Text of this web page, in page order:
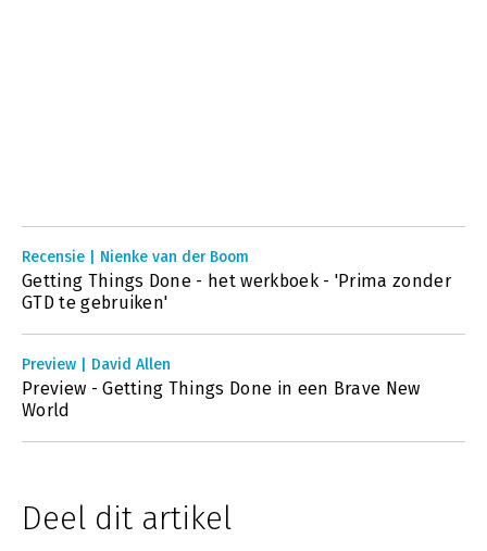
Recensie | Nienke van der Boom
Getting Things Done - het werkboek - 'Prima zonder
GTD te gebruiken'
Preview | David Allen
Preview - Getting Things Done in een Brave New
World
Deel dit artikel